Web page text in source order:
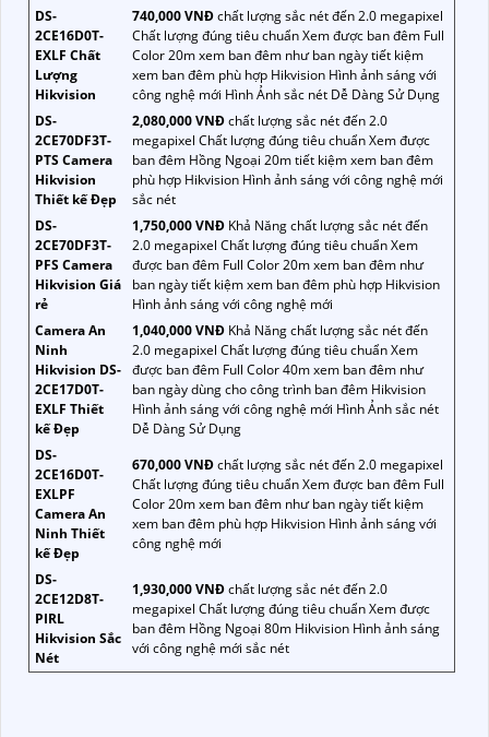
DS-
2CE16D0T-
EXLF Chất
Lượng
Hikvision
740,000 VNĐchất lượng sắc nét đến 2.0 megapixel
Chất lượng đúng tiêu chuẩn Xem được ban đêm Full
Color 20m xem ban đêm như ban ngày tiết kiệm
xem ban đêm phù hợp Hikvision Hình ảnh sáng với
công nghệ mới Hình Ảnh sắc nét Dễ Dàng Sử Dụng
DS-
2CE70DF3T-
PTS Camera
Hikvision
Thiết kế Đẹp
2,080,000 VNĐchất lượng sắc nét đến 2.0
megapixel Chất lượng đúng tiêu chuẩn Xem được
ban đêm Hồng Ngoại 20m tiết kiệm xem ban đêm
phù hợp Hikvision Hình ảnh sáng với công nghệ mới
sắc nét
DS-
2CE70DF3T-
PFS Camera
Hikvision Giá
rẻ
1,750,000 VNĐ Khả Năng chất lượng sắc nét đến
2.0 megapixel Chất lượng đúng tiêu chuẩn Xem
được ban đêm Full Color 20m xem ban đêm như
ban ngày tiết kiệm xem ban đêm phù hợp Hikvision
Hình ảnh sáng với công nghệ mới
Camera An
Ninh
Hikvision DS-
2CE17D0T-
EXLF Thiết
kế Đẹp
1,040,000 VNĐ Khả Năng chất lượng sắc nét đến
2.0 megapixel Chất lượng đúng tiêu chuẩn Xem
được ban đêm Full Color 40m xem ban đêm như
ban ngày dùng cho công trình ban đêm Hikvision
Hình ảnh sáng với công nghệ mới Hình Ảnh sắc nét
Dễ Dàng Sử Dụng
DS-
2CE16D0T-
EXLPF
Camera An
Ninh Thiết
kế Đẹp
670,000 VNĐchất lượng sắc nét đến 2.0 megapixel
Chất lượng đúng tiêu chuẩn Xem được ban đêm Full
Color 20m xem ban đêm như ban ngày tiết kiệm
xem ban đêm phù hợp Hikvision Hình ảnh sáng với
công nghệ mới
DS-
2CE12D8T-
PIRL
Hikvision Sắc
Nét
1,930,000 VNĐchất lượng sắc nét đến 2.0
megapixel Chất lượng đúng tiêu chuẩn Xem được
ban đêm Hồng Ngoại 80m Hikvision Hình ảnh sáng
với công nghệ mới sắc nét